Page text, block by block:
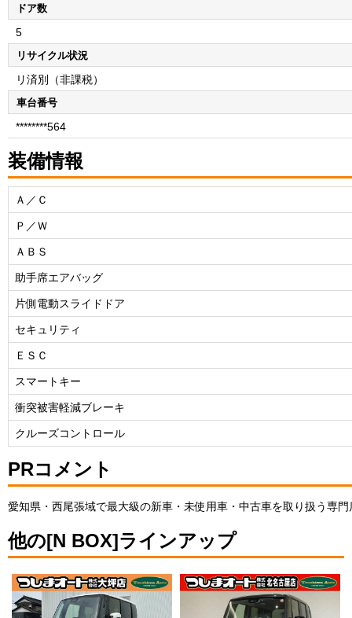
ドア数
5
リサイクル状況
リ済別（非課税）
車台番号
********564
装備情報
Ａ／Ｃ
Ｐ／Ｗ
ＡＢＳ
助手席エアバッグ
片側電動スライドドア
セキュリティ
ＥＳＣ
スマートキー
衝突被害軽減ブレーキ
クルーズコントロール
PRコメント
愛知県・西尾張域で最大級の新車・未使用車・中古車を取り扱う専
他の[N BOX]ラインアップ